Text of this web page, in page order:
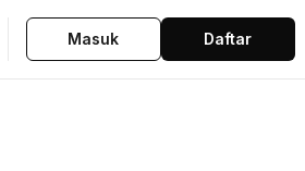
Masuk Daftar